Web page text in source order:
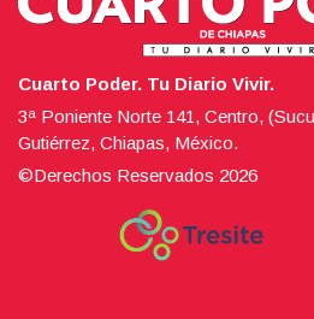
Cuarto Poder. Tu Diario Vivir.
3ª Poniente Norte 141, Centro,
Gutiérrez, Chiapas, México.
©Derechos Reservados 2026